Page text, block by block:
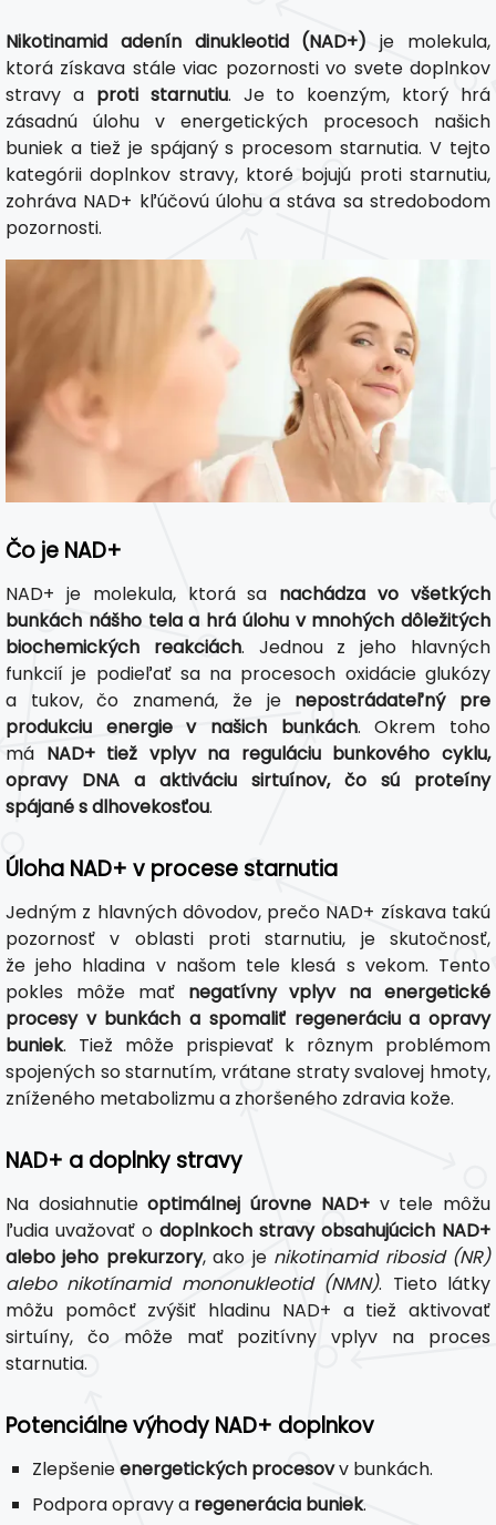
Nikotinamid adenín dinukleotid (NAD+) je molekula,
ktorá získava stále viac pozornosti vo svete doplnkov
stravy a proti starnutiu. Je to koenzým, ktorý hrá
zásadnú úlohu v energetických procesoch našich
buniek a tiež je spájaný s procesom starnutia. V tejto
kategórii doplnkov stravy, ktoré bojujú proti starnutiu,
zohráva NAD+ kľúčovú úlohu a stáva sa stredobodom
pozornosti.
Čo je NAD+
NAD+ je molekula, ktorá sa nachádza vo všetkých
bunkách nášho tela a hrá úlohu v mnohých dôležitých
biochemických reakciách. Jednou z jeho hlavných
funkcií je podieľať sa na procesoch oxidácie glukózy
a tukov, čo znamená, že je nepostrádateľný pre
produkciu energie v našich bunkách. Okrem toho
má NAD+ tiež vplyv na reguláciu bunkového cyklu,
opravy DNA a aktiváciu sirtuínov, čo sú proteíny
spájané s dlhovekosťou.
Úloha NAD+ v procese starnutia
Jedným z hlavných dôvodov, prečo NAD+ získava takú
pozornosť v oblasti proti starnutiu, je skutočnosť,
že jeho hladina v našom tele klesá s vekom. Tento
pokles môže mať negatívny vplyv na energetické
procesy v bunkách a spomaliť regeneráciu a opravy
buniek. Tiež môže prispievať k rôznym problémom
spojených so starnutím, vrátane straty svalovej hmoty,
zníženého metabolizmu a zhoršeného zdravia kože.
NAD+ a doplnky stravy
Na dosiahnutieoptimálnej úrovne NAD+v tele môžu
ľudia uvažovať o doplnkoch stravy obsahujúcich NAD+
alebo jeho prekurzory, ako je nikotinamid ribosid (NR)
alebo nikotínamid mononukleotid (NMN). Tieto látky
môžu pomôcť zvýšiť hladinu NAD+ a tiež aktivovať
sirtuíny, čo môže mať pozitívny vplyv na proces
starnutia.
Potenciálne výhody NAD+ doplnkov
Zlepšenieenergetických procesovv bunkách.
Podpora opravy a regenerácia buniek.